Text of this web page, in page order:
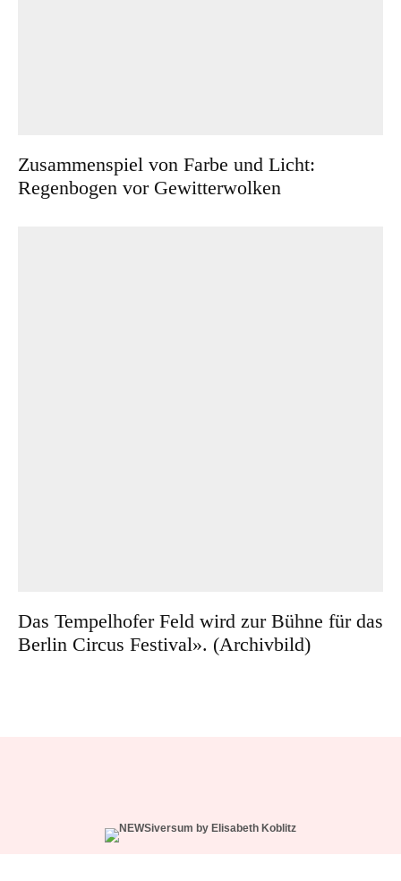
Zusammenspiel von Farbe und Licht:
Regenbogen vor Gewitterwolken
Das Tempelhofer Feld wird zur Bühne für das
Berlin Circus Festival». (Archivbild)